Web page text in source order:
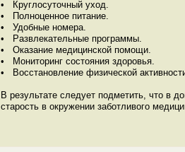
• Круглосуточный уход.
• Полноценное питание.
• Удобные номера.
• Развлекательные программы.
• Оказание медицинской помощи.
• Мониторинг состояния здоровья.
• Восстановление физической
В результате следует подметить, что в
старость в окружении заботливого